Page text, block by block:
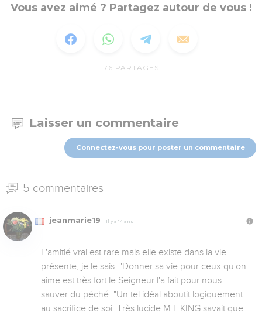
Vous avez aimé ? Partagez autour de vous !
76 PARTAGES
Laisser un commentaire
Connectez-vous pour poster un commentaire
5 commentaires
jeanmarie19 Il y a 14 ans
L'amitié vrai est rare mais elle existe dans la vie
présente, je le sais. "Donner sa vie pour ceux qu'on
aime est très fort le Seigneur l'a fait pour nous
sauver du péché. "Un tel idéal aboutit logiquement
au sacrifice de soi. Très lucide M.L.KING savait que